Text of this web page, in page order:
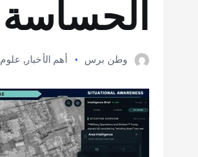
الحساسة
وطن برس أهم الأخبار,